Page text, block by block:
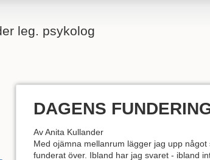
leg. psykolog
DAGENS
Av Anita Kullander
Med ojämna mellanrum lägger jag upp något
funderat över. Ibland har jag svaret - ibland